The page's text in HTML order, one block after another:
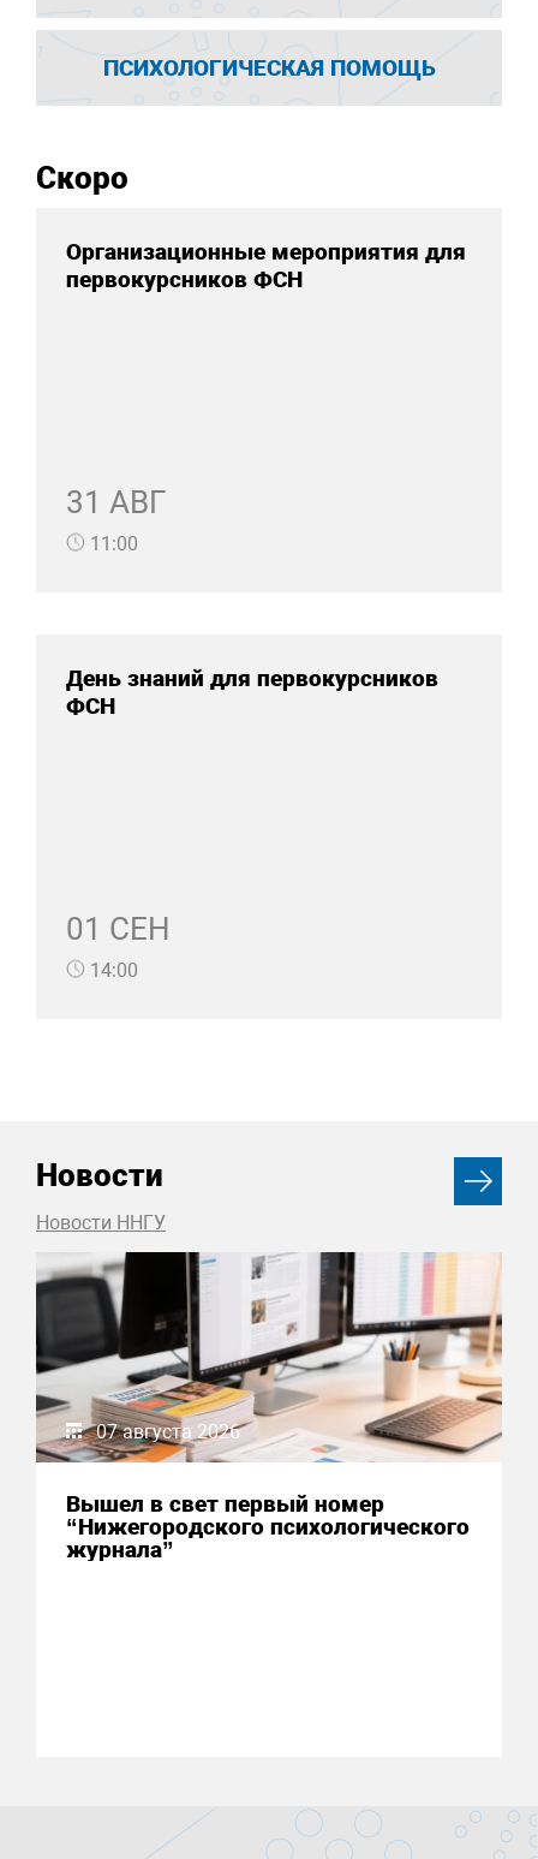
ПСИХОЛОГИЧЕСКАЯ ПОМОЩЬ
Скоро
Организационные мероприятия для
первокурсников ФСН
31 АВГ
11:00
День знаний для первокурсников
ФСН
01 СЕН
14:00
Новости
Новости ННГУ
07 августа 2026
Вышел в свет первый номер
“Нижегородского психологического
журнала”